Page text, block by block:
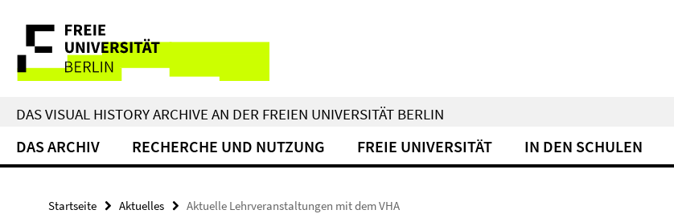
direkt
Inhalt
Service-
Navigation
DAS VISUAL HISTORY ARCHIVE AN DER FREIEN UNIVERSITÄT BERLIN
DAS ARCHIV RECHERCHE UND NUTZUNG FREIE UNIVERSITÄT IN DEN SCHULEN
Startseite Aktuelles Aktuelle Lehrveranstaltungen mit dem VHA